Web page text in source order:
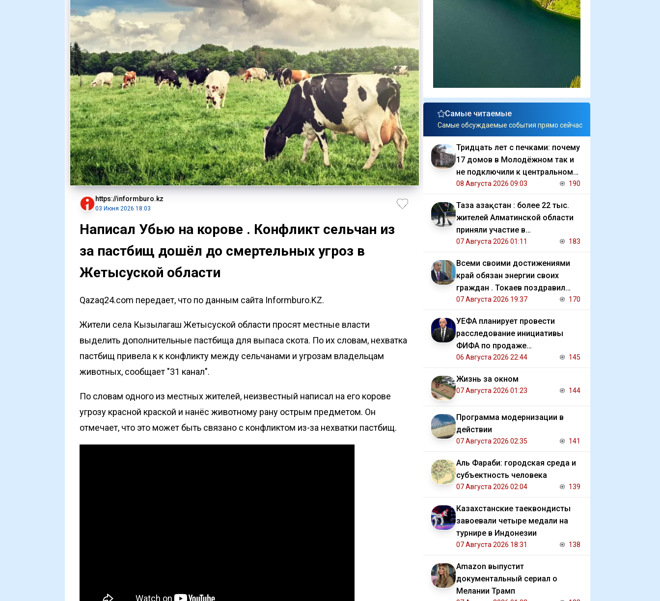
https://informburo.kz
03 Июня 2026 18:03
Написал Убью на корове . Конфликт сельчан из
за пастбищ дошёл до смертельных угроз в
Жетысуской области
Qazaq24.com передает, что по данным сайта Informburo.KZ.
Жители села Кызылагаш Жетысуской области просят местные власти
выделить дополнительные пастбища для выпаса скота. По их словам, нехватка
пастбищ привела к к конфликту между сельчанами и угрозам владельцам
животных, сообщает "31 канал".
По словам одного из местных жителей, неизвестный написал на его корове
угрозу красной краской и нанёс животному рану острым предметом. Он
отмечает, что это может быть связано с конфликтом из-за нехватки пастбищ.
Самые читаемые
Самые обсуждаемые события прямо сейчас
Тридцать лет с печками: почему
17 домов в Молодёжном так и
не подключили к центральному
отоплению
08 Августа 2026 09:03 190
Таза Қазақстан : более 22 тыс.
жителей Алматинской области
приняли участие в
экологической акции
07 Августа 2026 01:11 183
Всеми своими достижениями
край обязан энергии своих
граждан . Токаев поздравил
жителей СКО с 90 летием
07 Августа 2026 19:37 170
УЕФА планирует провести
расследование инициативы
ФИФА по продаже
коммерческих прав на ЧМ
06 Августа 2026 22:44 145
Жизнь за окном
07 Августа 2026 01:23 144
Программа модернизации в
действии
07 Августа 2026 02:35 141
Аль Фараби: городская среда и
субъектность человека
07 Августа 2026 02:04 139
Казахстанские таеквондисты
завоевали четыре медали на
турнире в Индонезии
07 Августа 2026 18:31 138
Amazon выпустит
документальный сериал о
Мелании Трамп